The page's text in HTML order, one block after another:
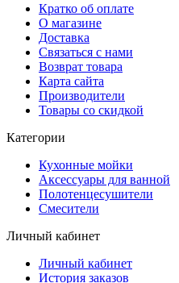
Кратко об оплате
О магазине
Доставка
Связаться с нами
Возврат товара
Карта сайта
Производители
Товары со скидкой
Категории
Кухонные мойки
Аксессуары для ванной
Полотенцесушители
Смесители
Личный кабинет
Личный кабинет
История заказов